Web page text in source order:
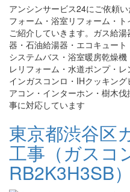
アンシンサービス24にご依頼
フォーム・浴室リフォーム・
ご紹介していきます。ガス給
器・石油給湯器・エコキュー
システムバス・浴室暖房乾燥
レリフォーム・水道ポンプ・
インガスコンロ・IHクッキン
アコン・インターホン・樹木
事に対応しています
東京都渋谷区
工事（ガスコ
RB2K3H3SB）